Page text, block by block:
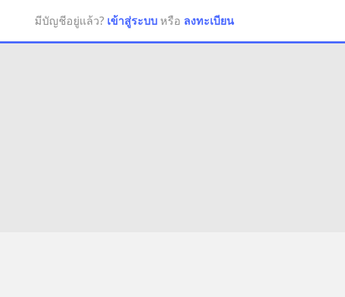
มีบัญชีอยู่แล้ว? เข้าสู่ระบบ หรือ ลงทะเบียน